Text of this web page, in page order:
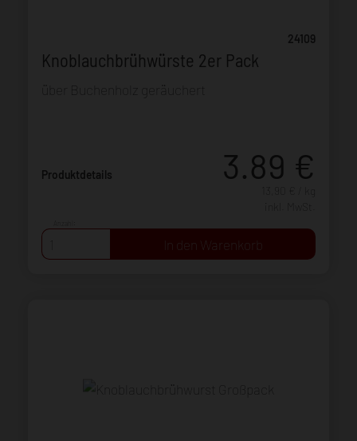
24109
Knoblauchbrühwürste 2er Pack
über Buchenholz geräuchert
Produktdetails 3.89 €